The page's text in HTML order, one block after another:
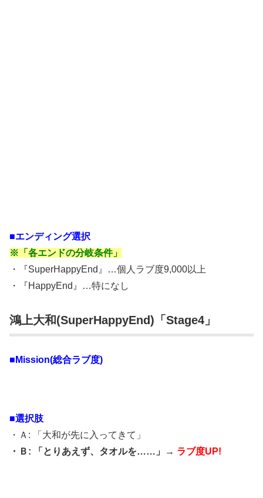
■エンディング選択
※「各エンドの分岐条件」
・『SuperHappyEnd』…個人ラブ度9,000以上
・『HappyEnd』…特になし
鴻上大和(SuperHappyEnd)「Stage4」
■Mission(総合ラブ度)
■選択肢
・Ａ: 「大和が先に入ってきて」
・Ｂ: 「とりあえず、タオルを……」→ ラブ度UP!